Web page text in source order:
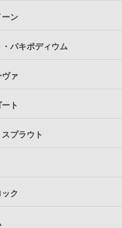
ーン
パキポディウム
ァ
ト
プラウト
ク